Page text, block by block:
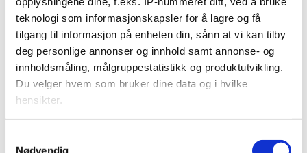
teknologi som informasjonskapsler for å lagre og få
tilgang til informasjon på enheten din, sånn at vi kan tilby
deg personlige annonser og innhold samt annonse- og
innholdsmåling, målgruppestatistikk og produktutvikling.
Du velger hvem som bruker dine data og i hvilke
hensikter.
Nødvendig
FK-boikotten: Kan miste
plassen i serien